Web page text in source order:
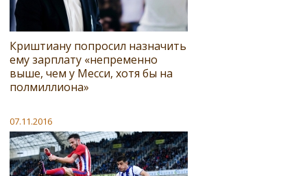
Криштиану попросил назначить
ему зарплату «непременно
выше, чем у Месси, хотя бы на
полмиллиона»
07.11.2016